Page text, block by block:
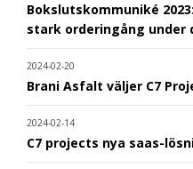
Bokslutskommuniké
stark orderingång
2024-02-20
Brani Asfalt väljer C7
2024-02-14
C7 projects nya saas-